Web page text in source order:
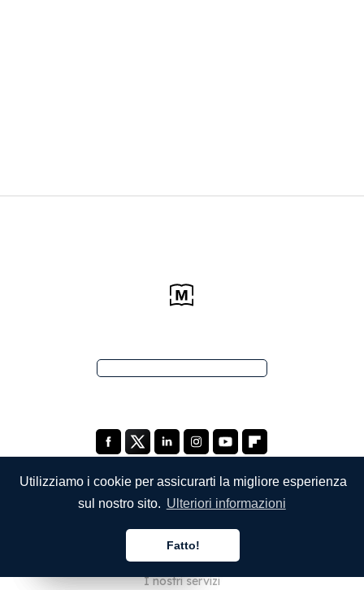
Utilizziamo i cookie per assicurarti la migliore esperienza
sul nostro sito. Ulteriori informazioni
Fatto!
Chi siamo
I nostri servizi
Italiano
Italiano
Italiano